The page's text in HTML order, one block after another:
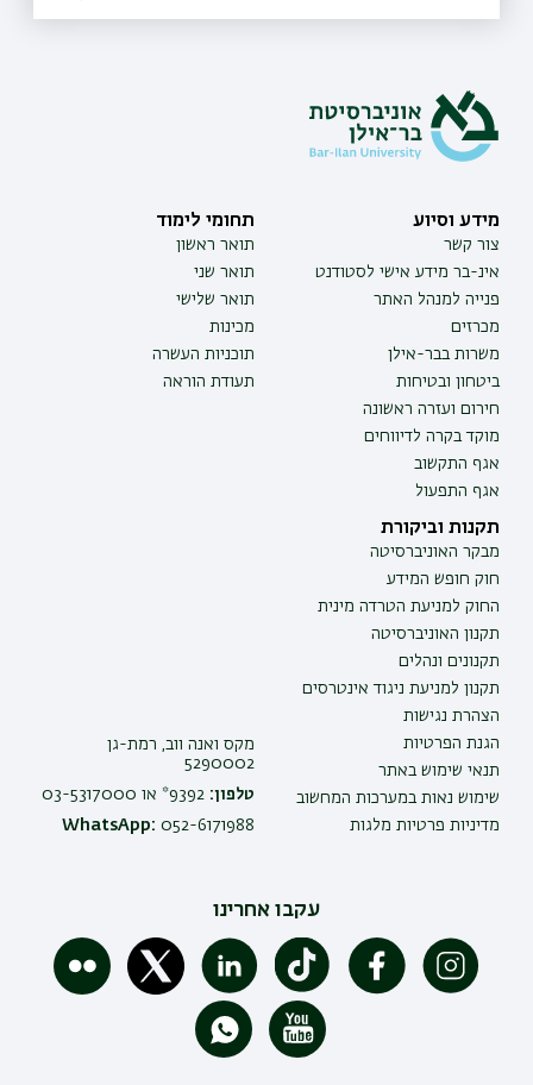
מידע וסיוע
צור קשר
אינ-בר מידע אישי לסטודנט
פנייה למנהל האתר
מכרזים
משרות בבר-אילן
ביטחון ובטיחות
חירום ועזרה ראשונה
מוקד בקרה לדיווחים
אגף התקשוב
אגף התפעול
תחומי לימוד
תואר ראשון
תואר שני
תואר שלישי
מכינות
תוכניות העשרה
תעודת הוראה
תקנות וביקורת
מבקר האוניברסיטה
חוק חופש המידע
החוק למניעת הטרדה מינית
תקנון האוניברסיטה
תקנונים ונהלים
תקנון למניעת ניגוד אינטרסים
הצהרת נגישות
הגנת הפרטיות
תנאי שימוש באתר
שימוש נאות במערכות המחשוב
מדיניות פרטיות מלגות
מקס ואנה ווב, רמת-גן
5290002
טלפון:
WhatsApp: 052-6171988
עקבו אחרינו